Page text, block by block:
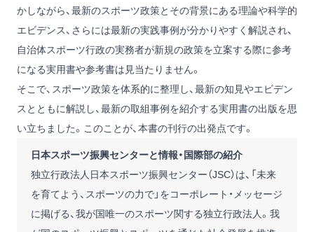
かしながら、最新のスポーツ政策とその背景にある理論や科学的
エビデンス、さらには最新の実践事例が分かりやすく解説され、
自治体スポーツ行政の実務者が新規の政策を立案する際に参考
になる実用書や参考書は見当たりません。
そこで、スポーツ政策を体系的に整理し、最新の知見やエビデン
スとともに解説し、最新の取組事例を紹介する実用書の出版を思
い立ちました。このことが、本書の刊行の出発点です。
日本スポーツ振興センターと情報・国際部の紹介
独立行政法人日本スポーツ振興センター（JSC）は、「未来
を育てよう、スポーツの力で」をコーポレート・メッセージ
に掲げる、我が国唯一のスポーツ関する独立行政法人。我